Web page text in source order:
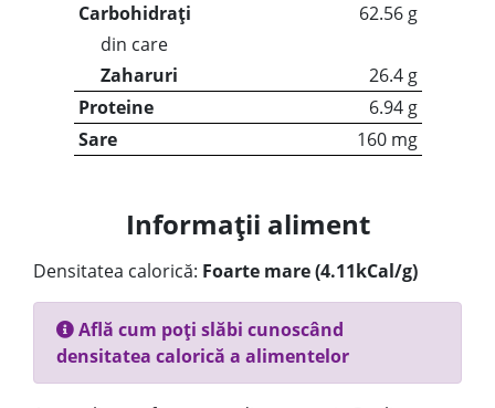
Carbohidrați
62.56 g
din care
Zaharuri
26.4 g
Proteine
6.94 g
Sare
160 mg
Informații aliment
Densitatea calorică: Foarte mare (4.11kCal/g)
Află cum poți slăbi cunoscând
densitatea calorică a alimentelor